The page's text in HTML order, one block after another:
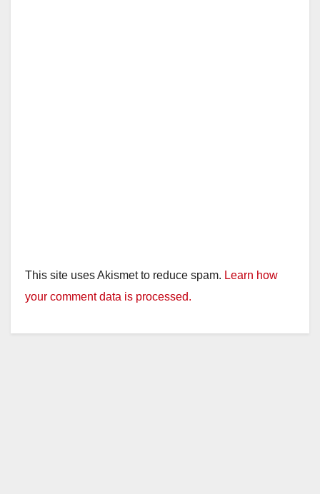
This site uses Akismet to reduce spam. Learn how
your comment data is processed.